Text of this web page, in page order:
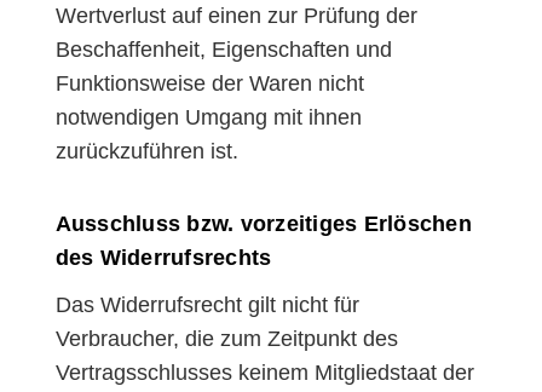
Wertverlust auf einen zur Prüfung der
Beschaffenheit, Eigenschaften und
Funktionsweise der Waren nicht
notwendigen Umgang mit ihnen
zurückzuführen ist.
Ausschluss bzw. vorzeitiges Erlöschen
des Widerrufsrechts
Das Widerrufsrecht gilt nicht für
Verbraucher, die zum Zeitpunkt des
Vertragsschlusses keinem Mitgliedstaat der